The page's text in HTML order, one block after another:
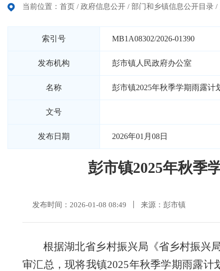
当前位置： 首页 / 政府信息公开 / 部门和乡镇信息公开目录 /
索引号 MB1A08302/2026-01390
发布机构 彭市镇人民政府办公室
名称 彭市镇2025年秋季学期雨露计
文号
发布日期 2026年01月08日
彭市镇2025年秋季
发布时间：2026-01-08 08:49 来源：彭市镇
根据湖北省乡村振兴局《省乡村振兴
审汇总，现将我镇2025年秋季学期雨露